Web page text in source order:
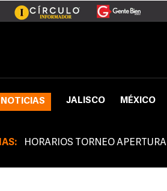
JALISCO MÉXICO
HORARIOS TORNEO